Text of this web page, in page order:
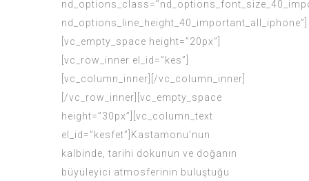
nd_options_line_height_40_important_all_iphone”]
[vc_empty_space height=”20px”]
[vc_row_inner el_id=”kes”]
[vc_column_inner][/vc_column_inner]
[/vc_row_inner][vc_empty_space
height=”30px”][vc_column_text
el_id=”kesfet”]Kastamonu’nun
kalbinde, tarihi dokunun ve doğanın
büyüleyici atmosferinin buluştuğu